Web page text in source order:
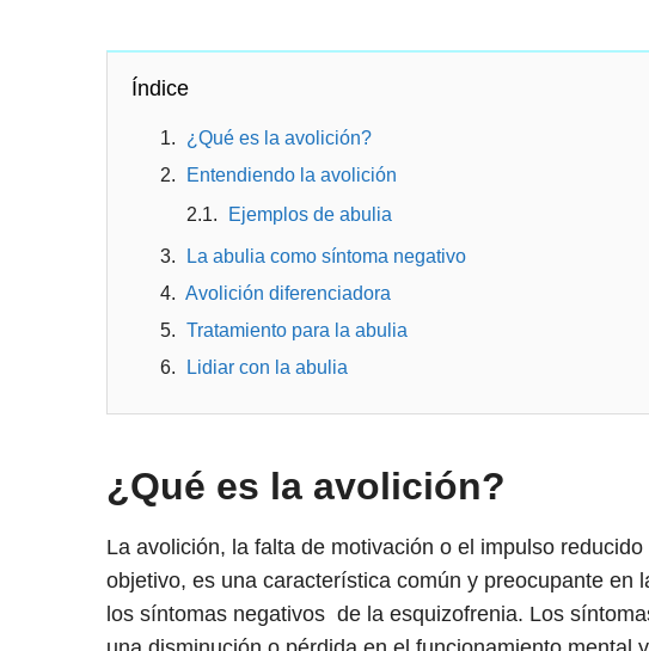
Índice
¿Qué es la avolición?
Entendiendo la avolición
Ejemplos de abulia
La abulia como síntoma negativo
Avolición diferenciadora
Tratamiento para la abulia
Lidiar con la abulia
¿Qué es la avolición?
La avolición, la falta de motivación o el impulso
objetivo, es una característica común y preocupante en
los síntomas negativos de la esquizofrenia. Los